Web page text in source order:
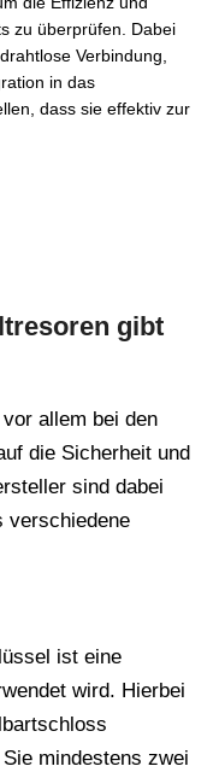
zu überprüfen. Dabei
Verbindung,
in das
dass sie effektiv zur
gibt
allem bei den
die Sicherheit und
sind dabei
verschiedene
ist eine
wird. Hierbei
mindestens zwei